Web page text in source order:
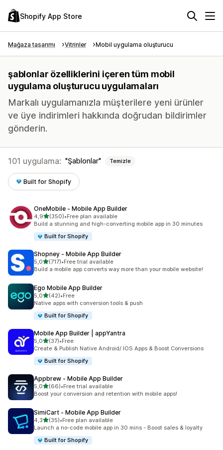
Shopify App Store
Mağaza tasarımı Vitrinler Mobil uygulama oluşturucu
şablonlar özelliklerini içeren tüm mobil
uygulama oluşturucu uygulamaları
Markalı uygulamanızla müşterilere yeni ürünler
ve üye indirimleri hakkında doğrudan bildirimler
gönderin.
101 uygulama: Şablonlar Temizle
Built for Shopify
OneMobile ‑ Mobile App Builder
4,95 yıldız üzerinden
(350)
toplam 350 değerlendirme
•Free plan available
Build a stunning and high-converting mobile app in 30 minutes
Built for Shopify
Shopney ‑ Mobile App Builder
5,05 yıldız üzerinden
(717)
toplam 717 değerlendirme
•Free trial available
Build a mobile app converts way more than your mobile website!
Ego Mobile App Builder
5,05 yıldız üzerinden
(42)
toplam 42 değerlendirme
•Free
Native apps with conversion tools & push
Built for Shopify
Mobile App Builder | appYantra
5,05 yıldız üzerinden
(37)
toplam 37 değerlendirme
•Free
Create & Publish Native Android/ IOS Apps & Boost Conversions
Built for Shopify
Appbrew ‑ Mobile App Builder
5,05 yıldız üzerinden
(66)
toplam 66 değerlendirme
•Free trial available
Boost your conversion and retention with mobile apps!
SimiCart ‑ Mobile App Builder
4,35 yıldız üzerinden
(35)
toplam 35 değerlendirme
•Free plan available
Launch a no-code mobile app in 30 mins - Boost sales & loyalty
Built for Shopify